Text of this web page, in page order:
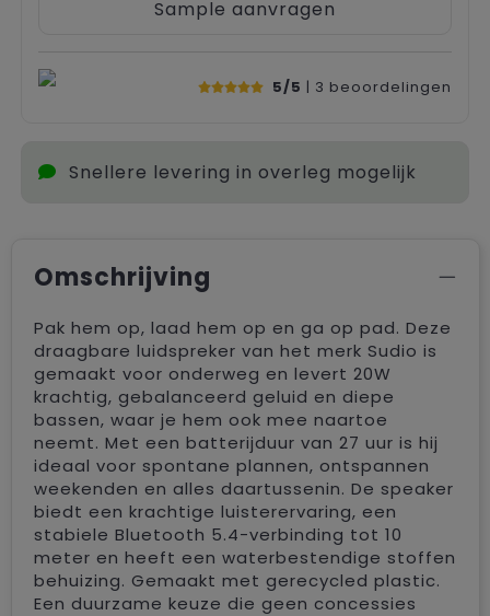
Sample aanvragen
5/5 | 3 beoordelingen
Snellere levering in overleg mogelijk
Omschrijving
Pak hem op, laad hem op en ga op pad. Deze
draagbare luidspreker van het merk Sudio is
gemaakt voor onderweg en levert 20W
krachtig, gebalanceerd geluid en diepe
bassen, waar je hem ook mee naartoe
neemt. Met een batterijduur van 27 uur is hij
ideaal voor spontane plannen, ontspannen
weekenden en alles daartussenin. De speaker
biedt een krachtige luisterervaring, een
stabiele Bluetooth 5.4-verbinding tot 10
meter en heeft een waterbestendige stoffen
behuizing. Gemaakt met gerecycled plastic.
Een duurzame keuze die geen concessies